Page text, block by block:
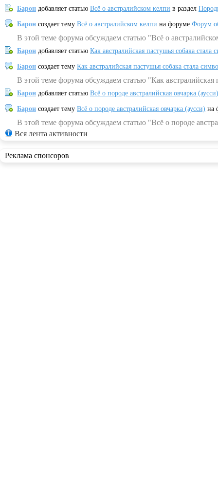
Барон добавляет статью Всё о австралийском келпи в раздел
Барон создает тему Всё о австралийском келпи на форуме Форум
В этой теме форума обсуждаем статью "Всё о
Барон добавляет статью Как австралийская пастушья собака
Барон создает тему Как австралийская пастушья собака стала
В этой теме форума обсуждаем статью "Как
Барон добавляет статью Всё о породе австралийская овчарка (аусси)
Барон создает тему Всё о породе австралийская овчарка (аусси) на
В этой теме форума обсуждаем статью "Всё о породе
Вся лента активности
Реклама спонсоров